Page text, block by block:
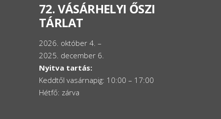
72. VÁSÁRHELYI ŐSZI
TÁRLAT
2026. október 4. –
2025. december 6.
Nyitva tartás:
Keddtől vasárnapig: 10:00 – 17:00
Hétfő: zárva